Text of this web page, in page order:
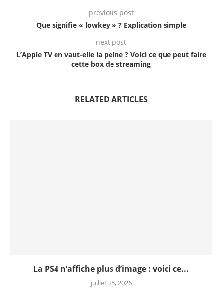
previous post
Que signifie « lowkey » ? Explication simple
next post
L’Apple TV en vaut-elle la peine ? Voici ce que peut faire
cette box de streaming
RELATED ARTICLES
La PS4 n’affiche plus d’image : voici ce...
juillet 25, 2026